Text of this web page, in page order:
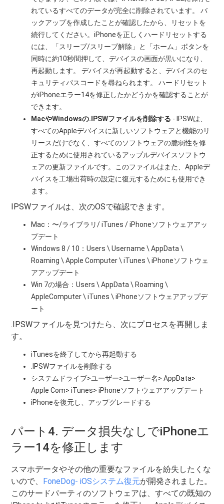
れているすべてのデータが完全に削除されています。 バ
ックアップを作成したことが確認したから、リセットを
続行してください。iPhoneを正しくハードリセットする
には、「スリープ/スリープ解除」と「ホーム」ボタンを
同時に約10秒間押して、デバイスの画面が黒いになり、
再起動します。 デバイスが再起動すると、デバイスのセ
キュリティパスコードを尋ねられます。 ハードリセット
がiPhoneエラー14を修正したかどうかを確認することが
できます。
MacやWindowsの.IPSWファイルを削除する - IPSWは、
すべてのAppleデバイスに新しいソフトウェアと機能のリ
リースだけでなく、すべてのソフトウェアの脆弱性を修
正するために使用されているアップルデバイスソフトウ
ェアの更新ファイルです。このファイルはまた、Appleデ
バイスを工場出荷時の設定に復元するためにも使用でき
ます。
IPSWファイルは、次のOSで確認できます。
Mac：〜/ライブラリ/ iTunes / iPhoneソフトウェアアッ
プデート
Windows 8 / 10：Users \ Username \ AppData \
Roaming \ Apple Computer \ iTunes \ iPhoneソフトウェ
アアップデート
Win 7の場合：Users \ AppData \ Roaming \
AppleComputer \ iTunes \ iPhoneソフトウェアアップデ
ート
.IPSWファイルを見つけたら、次にプロセスを再開しま
す。
iTunesを終了してから再起動する
.IPSWファイルを削除する
システムドライブ>ユーザー>ユーザー名> AppData>
Apple Com> iTunes> iPhoneソフトウェアアップデート
iPhoneを復元し、アップグレードする
パート4. データ損失なしでiPhoneエ
ラー14を修正します
スマホデータやその他の重要なファイルを紛失したくな
いので、 FoneDog- iOSシステム復元が開発されました。
このサードパーティのソフトウェアは、すべての既知の